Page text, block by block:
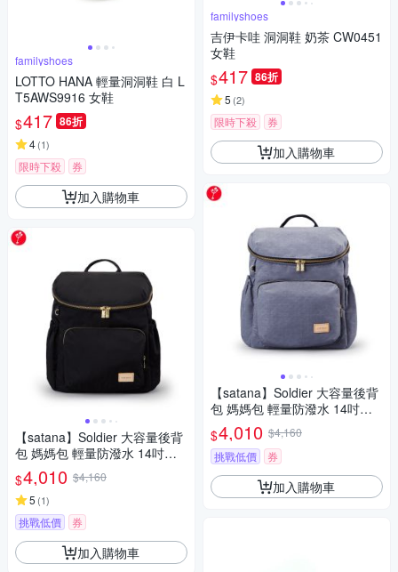
familyshoes
LOTTO HANA 輕量洞洞鞋 白 L
T5AWS9916 女鞋
$417 86折
4(1)
限時下殺 券
加入購物車
【satana】Soldier 大容量後背
包 媽媽包 輕量防潑水 14吋筆
電 減壓背帶 台灣製 SOS3300 -
亮黑
$4,010 $4,160
5 (1)
挑戰低價 券
加入購物車
familyshoes
吉伊卡哇 洞洞鞋 奶茶 CW0451
女鞋
$417 86折
5 (2)
限時下殺 券
加入購物車
【satana】Soldier 大容量後背
包 媽媽包 輕量防潑水 14吋筆
電 減壓 台灣製 SOS3300 - 靜
謐灰
$4,010 $4,160
挑戰低價
券
加入購物車